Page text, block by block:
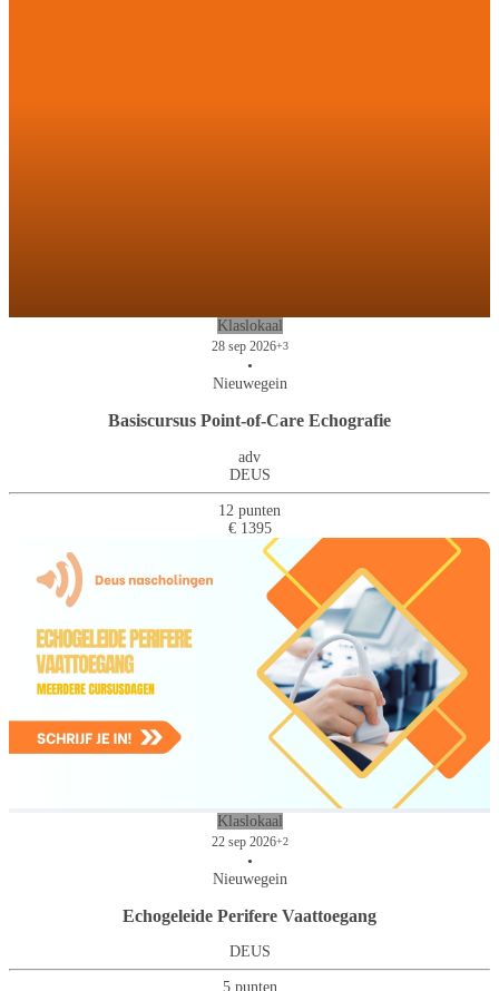
Klaslokaal
28 sep 2026+3
•
Nieuwegein
Basiscursus Point-of-Care Echografie
adv
DEUS
12 punten
€ 1395
Klaslokaal
22 sep 2026+2
•
Nieuwegein
Echogeleide Perifere Vaattoegang
DEUS
5 punten